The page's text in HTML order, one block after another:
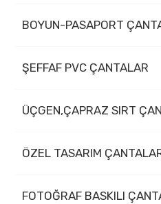
BOYUN-PASAPORT
ŞEFFAF PVC ÇANTALAR
ÜÇGEN,ÇAPRAZ SIRT
ÖZEL TASARIM
FOTOĞRAF BASKILI